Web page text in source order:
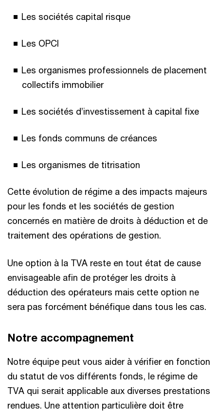
Les sociétés capital risque
Les OPCI
Les organismes professionnels de placement
collectifs immobilier
Les sociétés d’investissement à capital fixe
Les fonds communs de créances
Les organismes de titrisation
Cette évolution de régime a des impacts majeurs
pour les fonds et les sociétés de gestion
concernés en matière de droits à déduction et de
traitement des opérations de gestion.
Une option à la TVA reste en tout état de cause
envisageable afin de protéger les droits à
déduction des opérateurs mais cette option ne
sera pas forcément bénéfique dans tous les cas.
Notre accompagnement
Notre équipe peut vous aider à vérifier en fonction
du statut de vos différents fonds, le régime de
TVA qui serait applicable aux diverses prestations
rendues. Une attention particulière doit être